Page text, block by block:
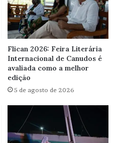
Flican 2026: Feira Literária
Internacional de Canudos é
avaliada como a melhor
edição
5 de agosto de 2026